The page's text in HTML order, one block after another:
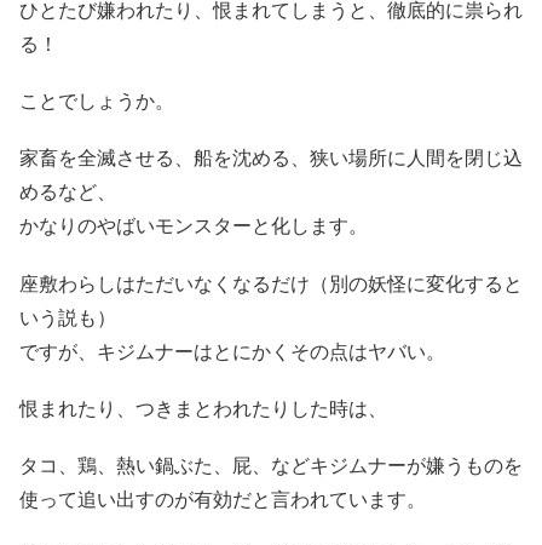
ひとたび嫌われたり、恨まれてしまうと、徹底的に祟られ
る！
ことでしょうか。
家畜を全滅させる、船を沈める、狭い場所に人間を閉じ込
めるなど、
かなりのやばいモンスターと化します。
座敷わらしはただいなくなるだけ（別の妖怪に変化すると
いう説も）
ですが、キジムナーはとにかくその点はヤバい。
恨まれたり、つきまとわれたりした時は、
タコ、鶏、熱い鍋ぶた、屁、などキジムナーが嫌うものを
使って追い出すのが有効だと言われています。